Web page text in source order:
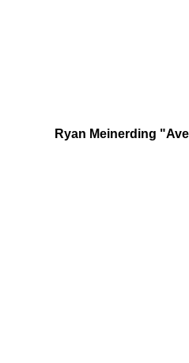
Ryan Meinerding